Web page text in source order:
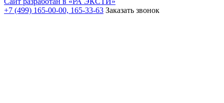
+7 (499) 165-00-00, 165-33-63 Заказать звонок